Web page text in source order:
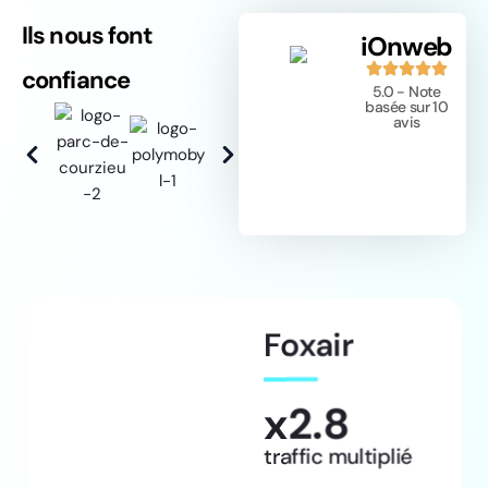
Ils nous font
confiance
iOnweb
5.0 - Note
basée sur 10
avis
Foxair
x2.8
traffic multiplié